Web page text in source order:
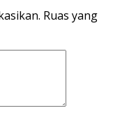
Ruas yang